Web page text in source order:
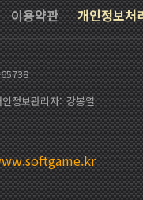
이용약관 개인정보처
정보관리자 강봉열